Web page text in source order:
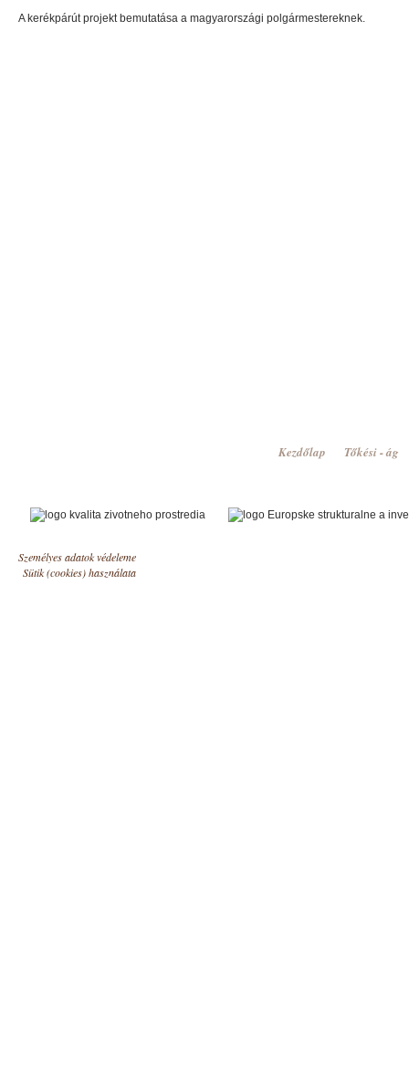
A kerékpárút projekt bemutatása a magyarországi polgármestereknek.
Kezdőlap Tőkési - ág
Személyes adatok védeleme
Sütik (cookies) használata